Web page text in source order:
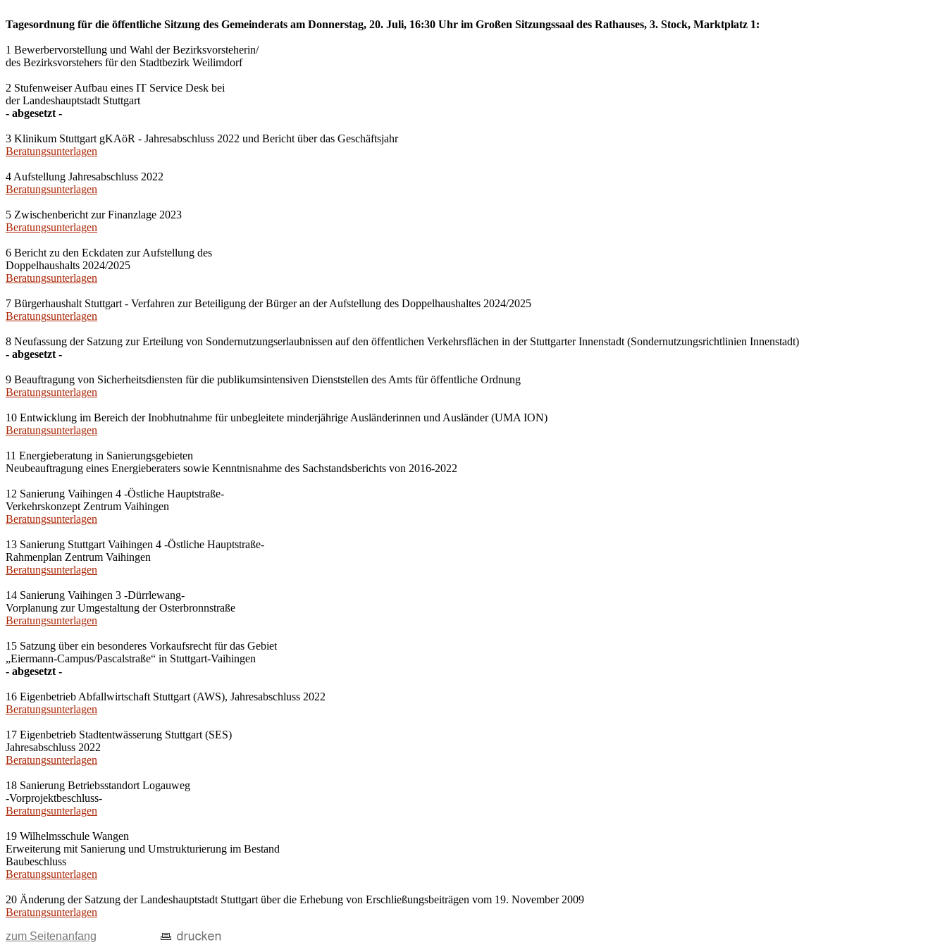
Tagesordnung für die öffentliche Sitzung des Gemeinderats am Donnerstag, 20. Juli, 16:30 Uhr im Großen Sitzungssaal des Rathauses, 3. Stock, Marktplatz 1:
1 Bewerbervorstellung und Wahl der Bezirksvorsteherin/
des Bezirksvorstehers für den Stadtbezirk Weilimdorf
2 Stufenweiser Aufbau eines IT Service Desk bei
der Landeshauptstadt Stuttgart
- abgesetzt -
3 Klinikum Stuttgart gKAöR - Jahresabschluss 2022 und Bericht über das Geschäftsjahr
Beratungsunterlagen
4 Aufstellung Jahresabschluss 2022
Beratungsunterlagen
5 Zwischenbericht zur Finanzlage 2023
Beratungsunterlagen
6 Bericht zu den Eckdaten zur Aufstellung des
Doppelhaushalts 2024/2025
Beratungsunterlagen
7 Bürgerhaushalt Stuttgart - Verfahren zur Beteiligung der Bürger an der Aufstellung des Doppelhaushaltes 2024/2025
Beratungsunterlagen
8 Neufassung der Satzung zur Erteilung von Sondernutzungserlaubnissen auf den öffentlichen Verkehrsflächen in der Stuttgarter Innenstadt (Sondernutzungsrichtlinien Innenstadt)
- abgesetzt -
9 Beauftragung von Sicherheitsdiensten für die publikumsintensiven Dienststellen des Amts für öffentliche Ordnung
Beratungsunterlagen
10 Entwicklung im Bereich der Inobhutnahme für unbegleitete minderjährige Ausländerinnen und Ausländer (UMA ION)
Beratungsunterlagen
11 Energieberatung in Sanierungsgebieten
Neubeauftragung eines Energieberaters sowie Kenntnisnahme des Sachstandsberichts von 2016-2022
12 Sanierung Vaihingen 4 -Östliche Hauptstraße-
Verkehrskonzept Zentrum Vaihingen
Beratungsunterlagen
13 Sanierung Stuttgart Vaihingen 4 -Östliche Hauptstraße-
Rahmenplan Zentrum Vaihingen
Beratungsunterlagen
14 Sanierung Vaihingen 3 -Dürrlewang-
Vorplanung zur Umgestaltung der Osterbronnstraße
Beratungsunterlagen
15 Satzung über ein besonderes Vorkaufsrecht für das Gebiet
„Eiermann-Campus/Pascalstraße“ in Stuttgart-Vaihingen
- abgesetzt -
16 Eigenbetrieb Abfallwirtschaft Stuttgart (AWS), Jahresabschluss 2022
Beratungsunterlagen
17 Eigenbetrieb Stadtentwässerung Stuttgart (SES)
Jahresabschluss 2022
Beratungsunterlagen
18 Sanierung Betriebsstandort Logauweg
-Vorprojektbeschluss-
Beratungsunterlagen
19 Wilhelmsschule Wangen
Erweiterung mit Sanierung und Umstrukturierung im Bestand
Baubeschluss
Beratungsunterlagen
20 Änderung der Satzung der Landeshauptstadt Stuttgart über die Erhebung von Erschließungsbeiträgen vom 19. November 2009
Beratungsunterlagen
zum Seitenanfang